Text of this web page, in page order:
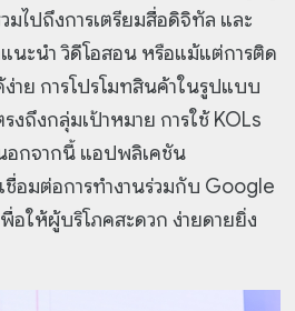
มไปถึงการเตรียมสื่อดิจิทัล และ
นะนำ วิดีโอสอน หรือแม้แต่การติด
ง่าย การโปรโมทสินค้าในรูปแบบ
งถึงกลุ่มเป้าหมาย การใช้ KOLs
นอกจากนี้ แอปพลิเคชัน
ชื่อมต่อการทำงานร่วมกับ Google
อให้ผู้บริโภคสะดวก ง่ายดายยิ่ง